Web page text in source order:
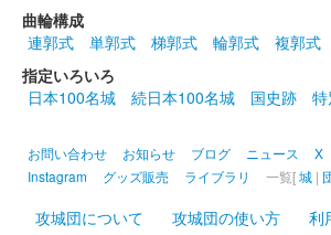
販売終了
左右からたくさんの萩が伸びる形になって
白石城 御城印 東北きりたん 水
曲輪構成
連郭式
単郭式 梯郭式 輪郭式 複郭式
指定いろいろ
日本100名城
続日本100名城 国史跡
お問い合わせ お知らせ ブログ ニュース X
Instagram
グッズ販売 ライブラリ 一覧[城 |
攻城団について 攻城団の使い方
利